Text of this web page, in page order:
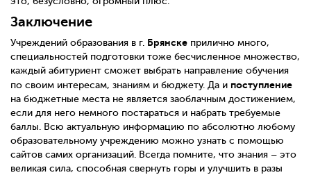
Заключение
Учреждений образования в г. Брянске прилично много,
специальностей подготовки тоже бесчисленное множество,
каждый абитуриент сможет выбрать направление обучения
по своим интересам, знаниям и бюджету. Да и поступление
на бюджетные места не является заоблачным достижением,
если для него немного постараться и набрать требуемые
баллы. Всю актуальную информацию по абсолютно любому
образовательному учреждению можно узнать с помощью
сайтов самих организаций. Всегда помните, что знания – это
великая сила, способная свернуть горы и улучшить в разы